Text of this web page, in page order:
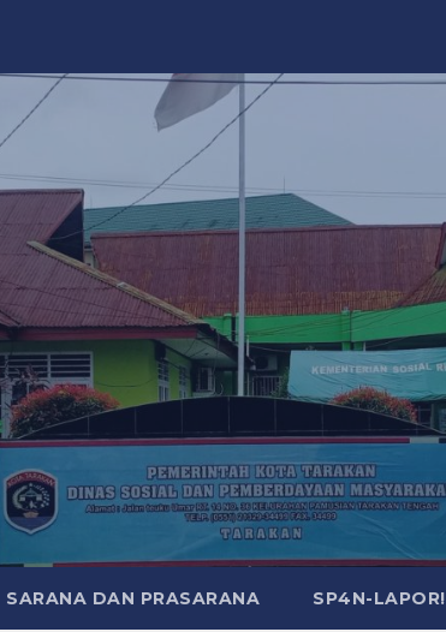
SARANA DAN PRASARANA SP4N-LAPOR!